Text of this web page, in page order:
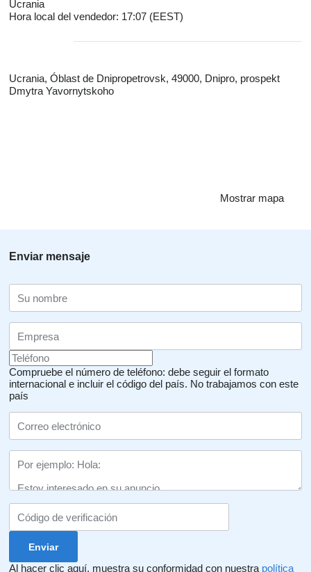
Ucrania
Hora local del vendedor: 17:07 (EEST)
Ucrania, Óblast de Dnipropetrovsk, 49000, Dnipro, prospekt
Dmytra Yavornytskoho
Mostrar mapa
Enviar mensaje
Compruebe el número de teléfono: debe seguir el formato
internacional e incluir el código del país. No trabajamos con este
país
Al hacer clic aquí, muestra su conformidad con nuestra política